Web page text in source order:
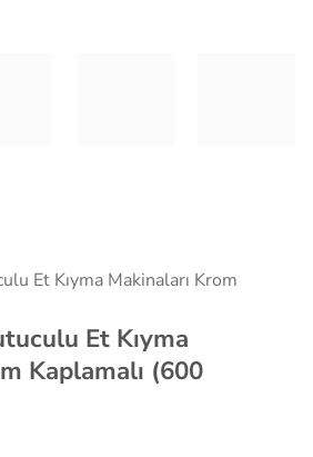
Et Kıyma Makinaları Krom
Et Kıyma
Kaplamalı (600